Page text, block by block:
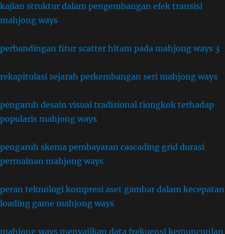
kajian struktur dalam pengembangan efek transisi
mahjong ways
perbandingan fitur scatter hitam pada mahjong ways 3
rekapitulasi sejarah perkembangan seri mahjong ways
pengaruh desain visual tradisional tiongkok terhadap
popularis mahjong ways
pengaruh skema pembayaran cascading grid durasi
permainan mahjong ways
peran teknologi kompresi aset gambar dalam kecepatan
loading game mahjong ways
mahjong ways menyajikan data frekuensi kemuncunlan